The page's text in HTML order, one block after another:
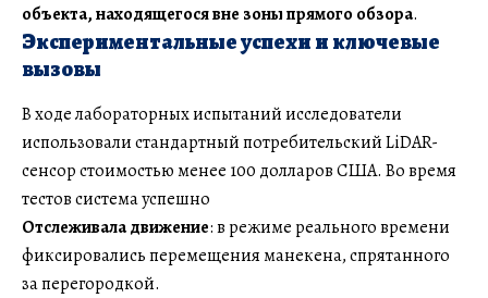
объекта, находящегося вне зоны прямого обзора.
Экспериментальные успехи и ключевые
вызовы
В ходе лабораторных испытаний исследователи
использовали стандартный потребительский LiDAR-
сенсор стоимостью менее 100 долларов США. Во время
тестов система успешно
Отслеживала движение: в режиме реального времени
фиксировались перемещения манекена, спрятанного
за перегородкой.